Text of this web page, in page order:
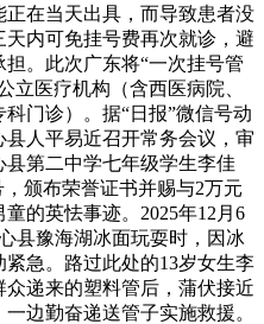
在当天出具，而导致患者没
内可免挂号费再次就诊，避
。此次广东将“一次挂号管
立医疗机构（含西医病院、
门诊）。据“日报”微信号动
人平易近召开常务会议，审
第二中学七年级学生李佳
颁布荣誉证书并赐与2万元
的英怯事迹。2025年12月6
县豫海湖冰面玩耍时，因冰
急。路过此处的13岁女生李
递来的塑料管后，蒲伏接近
边勤奋递送管子实施救援。